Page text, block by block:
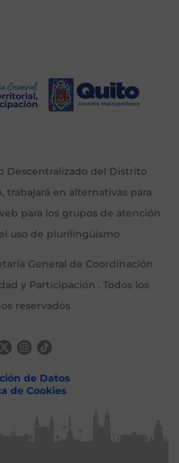
Descentralizado del Distrito
en alternativas para
para los grupos de atención
uso de plurilingüismo
General de Coordinación
y Participación . Todos los
reservados
de Datos
de Cookies